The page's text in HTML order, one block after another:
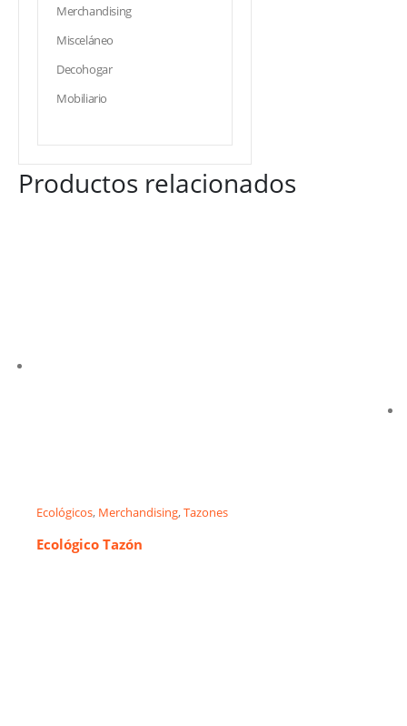
Merchandising
Misceláneo
Decohogar
Mobiliario
Productos relacionados
Ecológicos, Merchandising,Tazones
Ecológico Tazón